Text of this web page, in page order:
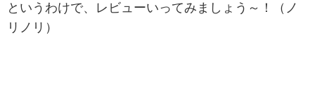
というわけで、レビューいってみましょう～！（ノ
リノリ）